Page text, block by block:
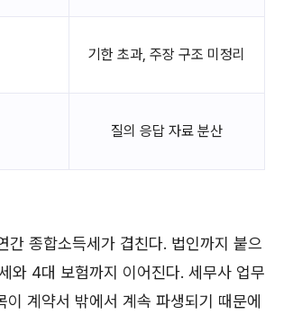
기한 초과, 주장 구조 미정리
질의 응답 자료 분산
종합소득세가 겹친다. 법인까지 붙으
와 4대 보험까지 이어진다. 세무사 업무
계약서 밖에서 계속 파생되기 때문에